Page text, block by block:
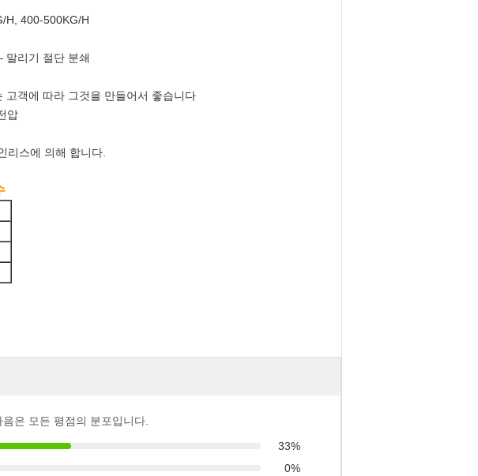
H, 400-500KG/H
말리기 절단 분쇄
객에 따라 그것을 만들어서 좋습니다
압
리스에 의해 합니다.
음은 모든 평점의 분포입니다.
33%
0%